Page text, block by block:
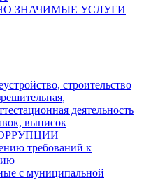
ЗНАЧИМЫЕ УСЛУГИ
строительство
деятельность
выписок
требований к
с муниципальной